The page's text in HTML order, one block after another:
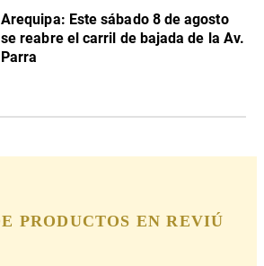
Arequipa: Este sábado 8 de agosto
se reabre el carril de bajada de la Av.
Parra